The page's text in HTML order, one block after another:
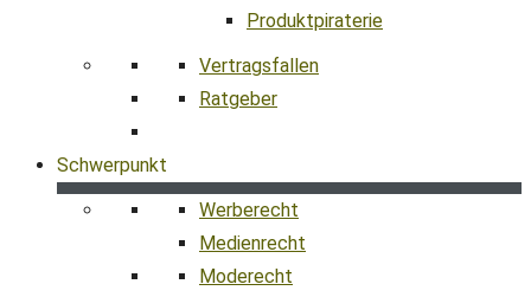
Produktpiraterie
Vertragsfallen
Ratgeber
Schwerpunkt
Werberecht
Medienrecht
Moderecht